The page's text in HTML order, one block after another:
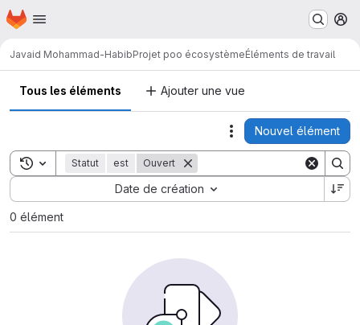
Passer au contenu principal
Page d'accueil
Javaid Mohammad-HabibProjet poo écosystèmeÉléments de travail
Tous les éléments Ajouter une vue
Actions
Nouvel élément
Toggle search history
Statut est Ouvert
Date de création
Sort by:
0 élément